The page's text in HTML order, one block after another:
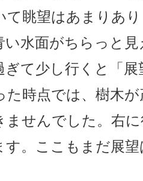
て眺望はあまりあ
い水面がちらっと
ぎて少し行くと「
た時点では、樹木
ませんでした。右
す。ここもまだ展